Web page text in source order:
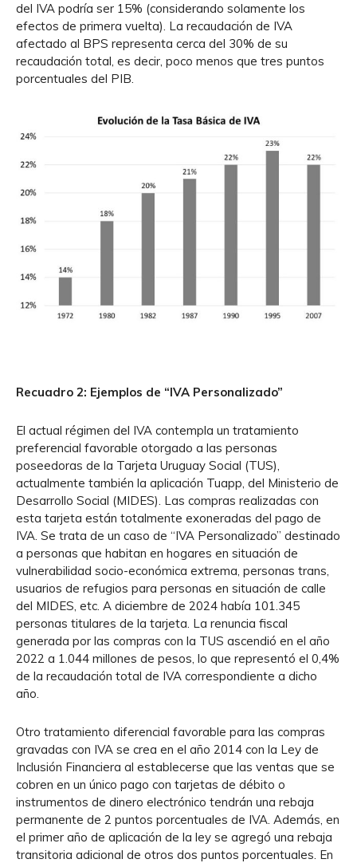
del IVA podría ser 15% (considerando solamente los
efectos de primera vuelta). La recaudación de IVA
afectado al BPS representa cerca del 30% de su
recaudación total, es decir, poco menos que tres puntos
porcentuales del PIB.
Recuadro 2: Ejemplos de “IVA Personalizado”
El actual régimen del IVA contempla un tratamiento
preferencial favorable otorgado a las personas
poseedoras de la Tarjeta Uruguay Social (TUS),
actualmente también la aplicación Tuapp, del Ministerio de
Desarrollo Social (MIDES). Las compras realizadas con
esta tarjeta están totalmente exoneradas del pago de
IVA. Se trata de un caso de “IVA Personalizado” destinado
a personas que habitan en hogares en situación de
vulnerabilidad socio-económica extrema, personas trans,
usuarios de refugios para personas en situación de calle
del MIDES, etc. A diciembre de 2024 había 101.345
personas titulares de la tarjeta. La renuncia fiscal
generada por las compras con la TUS ascendió en el año
2022 a 1.044 millones de pesos, lo que representó el 0,4%
de la recaudación total de IVA correspondiente a dicho
año.
Otro tratamiento diferencial favorable para las compras
gravadas con IVA se crea en el año 2014 con la Ley de
Inclusión Financiera al establecerse que las ventas que se
cobren en un único pago con tarjetas de débito o
instrumentos de dinero electrónico tendrán una rebaja
permanente de 2 puntos porcentuales de IVA. Además, en
el primer año de aplicación de la ley se agregó una rebaja
transitoria adicional de otros dos puntos porcentuales. En